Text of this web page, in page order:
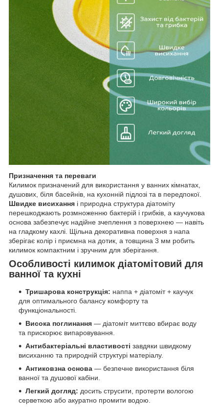
Призначення та переваги
Килимок призначений для використання у ванних кімнатах,
душових, біля басейнів, на кухонній підлозі та в передпокої.
Швидке висихання і природна структура діатоміту
перешкоджають розмноженню бактерій і грибків, а каучукова
основа забезпечує надійне зчеплення з поверхнею — навіть
на гладкому кахлі. Щільна декоративна поверхня з напа
зберігає колір і приємна на дотик, а товщина 3 мм робить
килимок компактним і зручним для зберігання.
Особливості килимок діатомітовий для
ванної та кухні
Тришарова конструкція: наппа + діатоміт + каучук
для оптимального балансу комфорту та
функціональності.
Висока поглинання — діатоміт миттєво вбирає воду
та прискорює випаровування.
Антибактеріальні властивості завдяки швидкому
висиханню та природній структурі матеріалу.
Антиковзна основа — безпечне використання біля
ванної та душової кабіни.
Легкий догляд: досить струсити, протерти вологою
серветкою або акуратно промити водою.